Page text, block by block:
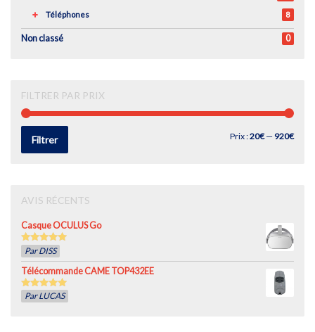
Téléphones 8
Non classé 0
FILTRER PAR PRIX
Filtrer Prix :20€— 920€
AVIS RÉCENTS
Casque OCULUS Go
out of 5
Par DISS
Télécommande CAME TOP432EE
out of 5
Par LUCAS